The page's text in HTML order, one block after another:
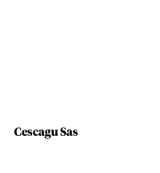
Cescagu Sas